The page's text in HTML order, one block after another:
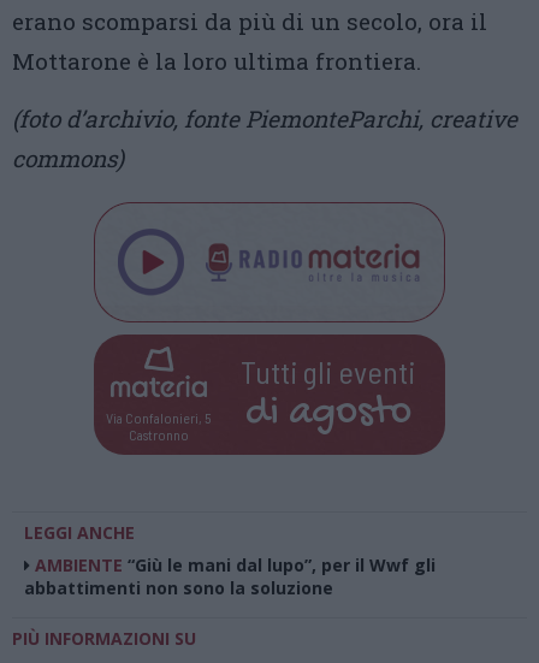
erano scomparsi da più di un secolo, ora il
Mottarone è la loro ultima frontiera.
(foto d’archivio, fonte PiemonteParchi, creative
commons)
Via Confalonieri, 5
Castronno
Tutti gli eventi
di agosto
LEGGI ANCHE
AMBIENTE “Giù le mani dal lupo”, per il Wwf gli
abbattimenti non sono la soluzione
PIÙ INFORMAZIONI SU